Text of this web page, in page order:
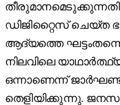
ഡിജിറ്റൈസ് ചെയ്ത
ആദ്യത്തെ ഘട്ടംതന്നെ
നിലവിലെ
ഒന്നാണെന്ന്
തെളിയിക്കുന്നു.